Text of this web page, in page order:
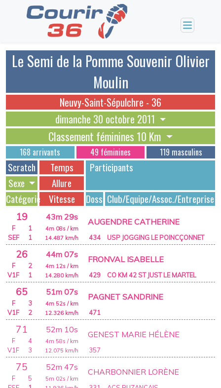
Le Semi de la Pomme Souvenir Olivier
Moulin
dimanche 30 octobre 2011
Neuvy-Saint-Sépulchre - 36
Classement féminines 10 Km
168 arrivants 49 féminines 119 masculins
Scratch Temps
Dossards
Participants
Allure
Vitesse
Sexe
Catégorie
Club/Equipe/Assoc./Entreprise
19 43m 29s
434
AUGENDRE CATHERINE
4m 08s / km
14.487 km/h
F
1
SEF
1 USP JOGGING LE POINCÇONNET
26 44m 07s
429
FRONVAL ISABELLE
4m 12s / km
14.280 km/h
F
2
V1F
1 CO KM 42 ST JUST LE MARTEL
65 51m 07s
471
PAGNET SANDRINE
4m 52s / km
12.326 km/h
F
3
V1F
2
71 52m 10s
357
GENEST MARIE HÉLÈNE
4m 58s / km
12.075 km/h
F
4
V1F
3
75 52m 47s CHARBONNIER LORÈNE
5m 02s / km
F
5